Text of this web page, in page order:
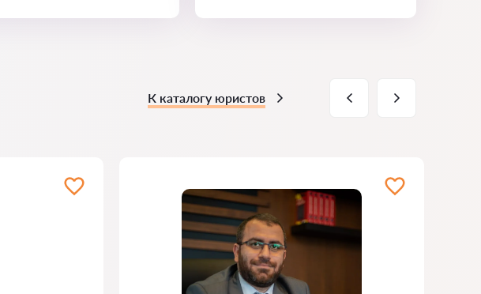
К каталогу юристов